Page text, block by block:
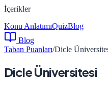
İçerikler
Konu AnlatımıQuizBlog
Blog
Taban Puanları/Dicle
Dicle Üniversitesi